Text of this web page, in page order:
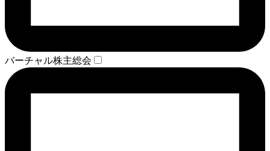
バーチャル株主総会